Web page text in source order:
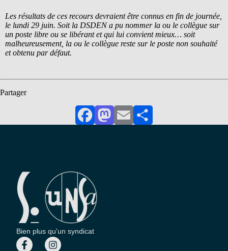
Les résultats de ces recours devraient être connus en fin de journée,
le lundi 29 juin. Soit la DSDEN a pu nommer la ou le collègue sur
un poste libre ou se libérant et qui lui convient mieux… soit
malheureusement, la ou le collègue reste sur le poste non souhaité
et obtenu par défaut.
Partager
FacebookMastodon
EmailPartager
Bien plus qu'un syndicat